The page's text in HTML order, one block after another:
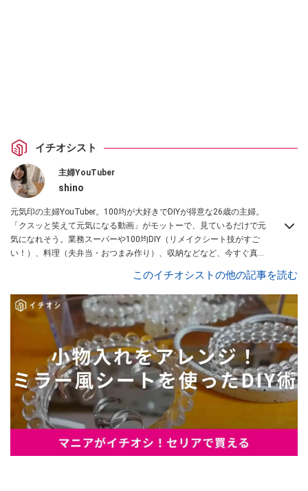
イチオシスト
主婦YouTuber
shino
元気印の主婦YouTuber。100均が大好きでDIYが得意な26歳の主婦。
「クスッと笑えて元気になる動画」がモットーで、見ているだけで元
気になれそう。業務スーパーや100均DIY（リメイクシート技がすご
い！）、料理（夫弁当・おつまみ作り）、収納などなど、今すぐ真似
このイチオシストの他の記事を読む